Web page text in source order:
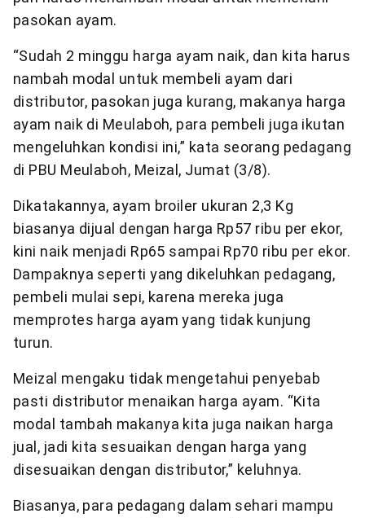
pasokan ayam.
“Sudah 2 minggu harga ayam naik, dan kita harus
nambah modal untuk membeli ayam dari
distributor, pasokan juga kurang, makanya harga
ayam naik di Meulaboh, para pembeli juga ikutan
mengeluhkan kondisi ini,” kata seorang pedagang
di PBU Meulaboh, Meizal, Jumat (3/8).
Dikatakannya, ayam broiler ukuran 2,3 Kg
biasanya dijual dengan harga Rp57 ribu per ekor,
kini naik menjadi Rp65 sampai Rp70 ribu per ekor.
Dampaknya seperti yang dikeluhkan pedagang,
pembeli mulai sepi, karena mereka juga
memprotes harga ayam yang tidak kunjung
turun.
Meizal mengaku tidak mengetahui penyebab
pasti distributor menaikan harga ayam. “Kita
modal tambah makanya kita juga naikan harga
jual, jadi kita sesuaikan dengan harga yang
disesuaikan dengan distributor,” keluhnya.
Biasanya, para pedagang dalam sehari mampu